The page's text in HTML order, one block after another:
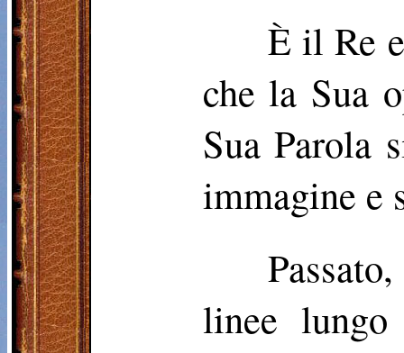
È il Re
che la Sua
Sua Parola
immagine e
linee